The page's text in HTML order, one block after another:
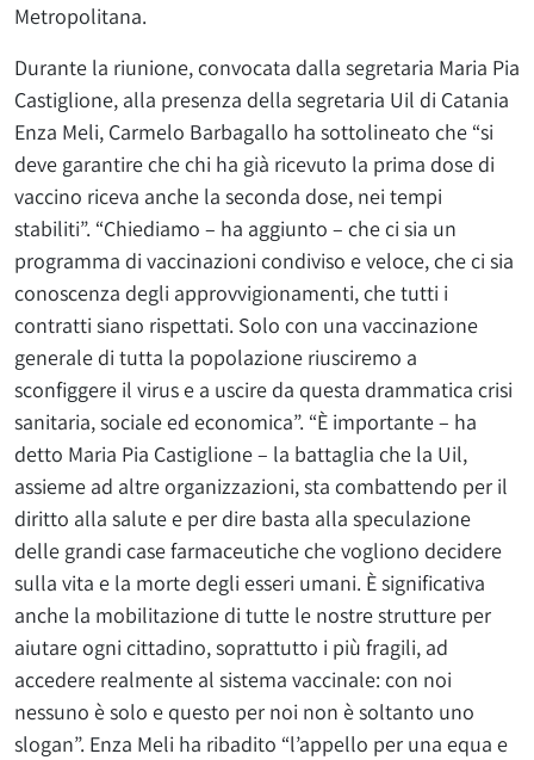
Metropolitana.
Durante la riunione, convocata dalla segretaria Maria Pia
Castiglione, alla presenza della segretaria Uil di Catania
Enza Meli, Carmelo Barbagallo ha sottolineato che “si
deve garantire che chi ha già ricevuto la prima dose di
vaccino riceva anche la seconda dose, nei tempi
stabiliti”. “Chiediamo – ha aggiunto – che ci sia un
programma di vaccinazioni condiviso e veloce, che ci sia
conoscenza degli approvvigionamenti, che tutti i
contratti siano rispettati. Solo con una vaccinazione
generale di tutta la popolazione riusciremo a
sconfiggere il virus e a uscire da questa drammatica crisi
sanitaria, sociale ed economica”. “È importante – ha
detto Maria Pia Castiglione – la battaglia che la Uil,
assieme ad altre organizzazioni, sta combattendo per il
diritto alla salute e per dire basta alla speculazione
delle grandi case farmaceutiche che vogliono decidere
sulla vita e la morte degli esseri umani. È significativa
anche la mobilitazione di tutte le nostre strutture per
aiutare ogni cittadino, soprattutto i più fragili, ad
accedere realmente al sistema vaccinale: con noi
nessuno è solo e questo per noi non è soltanto uno
slogan”. Enza Meli ha ribadito “l’appello per una equa e